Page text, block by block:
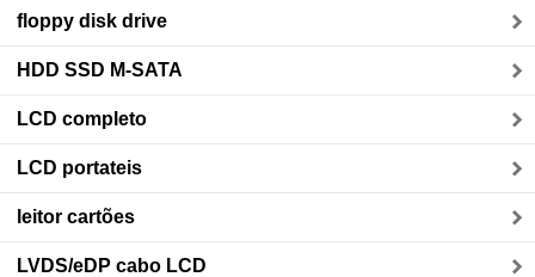
floppy disk drive
HDD SSD M-SATA
LCD completo
LCD portateis
leitor cartões
LVDS/eDP cabo LCD